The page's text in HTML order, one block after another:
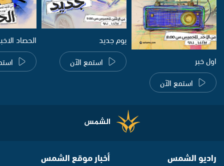
اول خبر
استمع الآن
يوم جديد
استمع الآن
الحصاد
راديو الشمس أخبار موقع الشمس